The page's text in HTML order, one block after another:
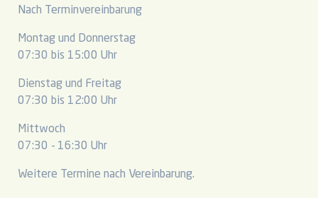
Nach Terminvereinbarung
Montag und Donnerstag
07:30 bis 15:00 Uhr
Dienstag und Freitag
07:30 bis 12:00 Uhr
Mittwoch
07:30 - 16:30 Uhr
Weitere Termine nach Vereinbarung.